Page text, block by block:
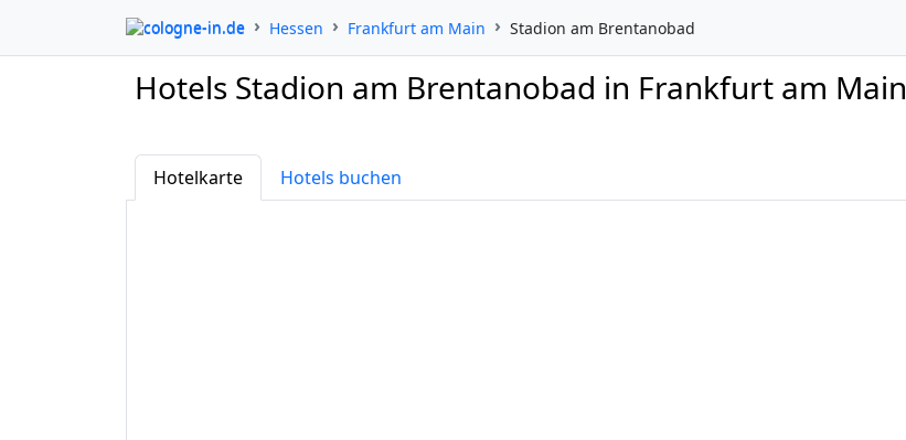
cologne-in.de Hessen Frankfurt am Main Stadion am Brentanobad
Hotels Stadion am Brentanobad in Frankfurt am Main
Hotelkarte Hotels buchen